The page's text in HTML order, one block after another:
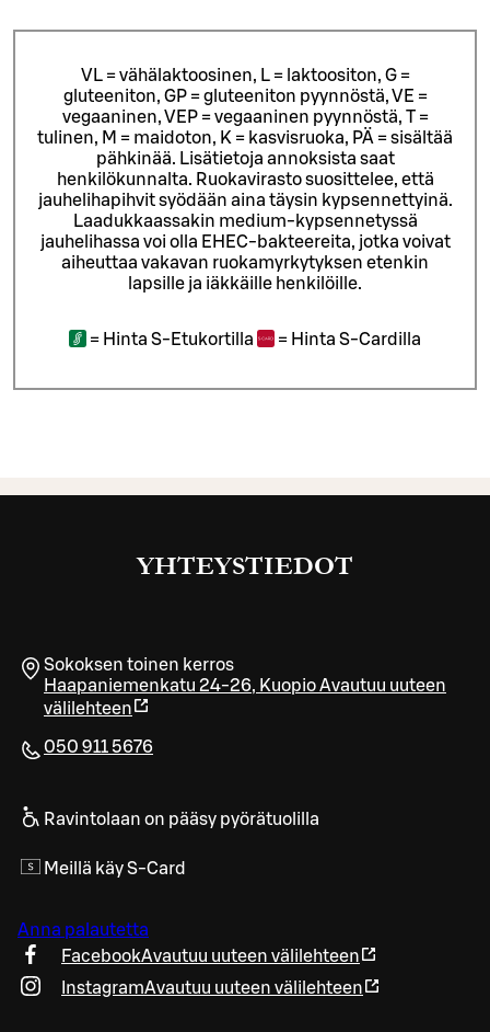
VL = vähälaktoosinen, L = laktoositon, G =
gluteeniton, GP = gluteeniton pyynnöstä, VE =
vegaaninen, VEP = vegaaninen pyynnöstä, T =
tulinen, M = maidoton, K = kasvisruoka, PÄ = sisältää
pähkinää. Lisätietoja annoksista saat
henkilökunnalta. Ruokavirasto suosittelee, että
jauhelihapihvit syödään aina täysin kypsennettyinä.
Laadukkaassakin medium-kypsennetyssä
jauhelihassa voi olla EHEC-bakteereita, jotka voivat
aiheuttaa vakavan ruokamyrkytyksen etenkin
lapsille ja iäkkäille henkilöille.
= Hinta S-Etukortilla = Hinta S-Cardilla
YHTEYSTIEDOT
Sokoksen toinen kerros
Haapaniemenkatu 24-26, KuopioAvautuu uuteen
välilehteen
050 911 5676
Ravintolaan on pääsy pyörätuolilla
Meillä käy S-Card
Anna palautetta
FacebookAvautuu uuteen välilehteen
InstagramAvautuu uuteen välilehteen